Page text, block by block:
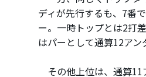
ディが先行するも、7番
ー。一時トップとは2打
はパーとして通算12アン
その他上位は、通算11